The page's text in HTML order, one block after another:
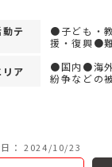
テ
●子ども・
援・復興●
ア
●国内●海
紛争などの
日： 2024/10/23